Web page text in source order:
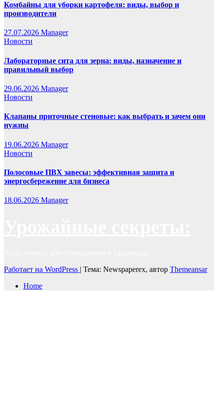
Комбайны для уборки картофеля: виды, выбор и
производители
27.07.2026 Manager
Новости
Лабораторные сита для зерна: виды, назначение и
правильный выбор
29.06.2026 Manager
Новости
Клапаны приточные стеновые: как выбрать и зачем они
нужны
19.06.2026 Manager
Новости
Полосовые ПВХ завесы: эффективная защита и
энергосбережение для бизнеса
18.06.2026 Manager
Работает на WordPress | Тема: Newspaperex, автор Themeansar
Home